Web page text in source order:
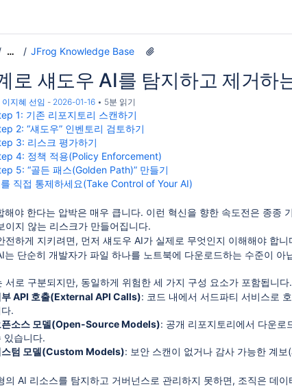
새로운 패러다임
… JFrog Knowledge Base
로 섀도우 AI를 탐지하고 제거하
이지혜 선임 - 2026-01-16 5분 읽기
1: 기존 리포지토리 스캔하기
2: “섀도우” 인벤토리 검토하기
3: 리스크 평가하기
4: 정책 적용(Policy Enforcement)
5: “골든 패스(Golden Path)” 만들기
직접 통제하세요(Take Control of Your AI)
해야 한다는 압박은 매우 큽니다. 이런 혁신을 향한 속도전은 종종
이지 않는 리스크가 만들어집니다.
전하게 지키려면, 먼저 섀도우 AI가 실제로 무엇인지 이해해야 합니
는 단순히 개발자가 파일 하나를 노트북에 다운로드하는 수준이
서로 구분되지만, 동일하게 위험한 세 가지 구성 요소가 포함됩니다.
부 API 호출(External API Calls): 코드 내에서 서드파티 서비스로
.
픈소스 모델(Open-Source Models): 공개 리포지토리에서 다운
있습니다.
스텀 모델(Custom Models): 보안 스캔이 없거나 감사 가능한 계
의 AI 리소스를 탐지하고 거버넌스로 관리하지 못하면, 조직은 데